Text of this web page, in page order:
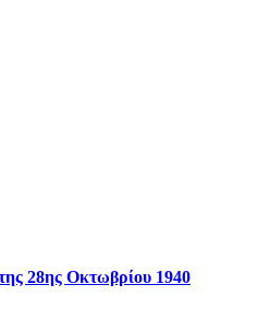
28ης Oκτωβρίου 1940